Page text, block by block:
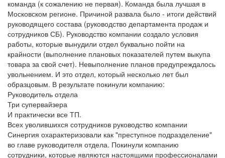
команда (к сожалению не первая). Команда была лучшая в
Московском регионе. Причиной развала было - итоги действий
руководящего состава (руководство департамента продаж и
сотрудников СБ). Руководство компании создало условия
работы, которые вынудили отдел буквально пойти на
крайности (выполнение плановых показателей путем выкупа
товара за свой счет). Невыполнение планов предупреждалось
увольнением. И это отдел, который несколько лет был
образцовым. В результате покинули компанию:
Руководитель отдела
Три супервайзера
И практически все ТП.
Всех уволившихся сотрудников руководство компании
Синергия охарактеризовали как "преступное подразделение"
во главе руководителя отдела. Покинули компанию
сотрудники, которые являются настоящими профессионалами